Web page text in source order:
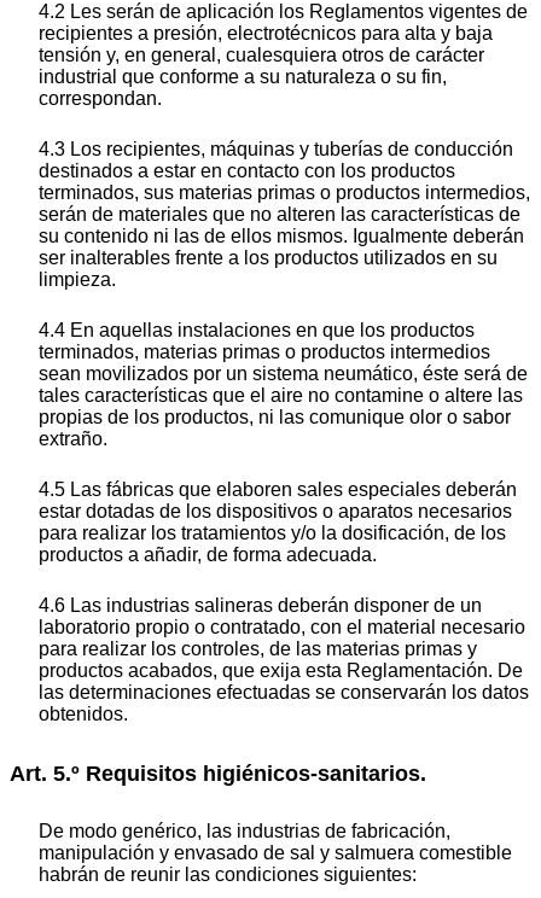
4.2 Les serán de aplicación los Reglamentos vigentes de
recipientes a presión, electrotécnicos para alta y baja
tensión y, en general, cualesquiera otros de carácter
industrial que conforme a su naturaleza o su fin,
correspondan.
4.3 Los recipientes, máquinas y tuberías de conducción
destinados a estar en contacto con los productos
terminados, sus materias primas o productos intermedios,
serán de materiales que no alteren las características de
su contenido ni las de ellos mismos. Igualmente deberán
ser inalterables frente a los productos utilizados en su
limpieza.
4.4 En aquellas instalaciones en que los productos
terminados, materias primas o productos intermedios
sean movilizados por un sistema neumático, éste será de
tales características que el aire no contamine o altere las
propias de los productos, ni las comunique olor o sabor
extraño.
4.5 Las fábricas que elaboren sales especiales deberán
estar dotadas de los dispositivos o aparatos necesarios
para realizar los tratamientos y/o la dosificación, de los
productos a añadir, de forma adecuada.
4.6 Las industrias salineras deberán disponer de un
laboratorio propio o contratado, con el material necesario
para realizar los controles, de las materias primas y
productos acabados, que exija esta Reglamentación. De
las determinaciones efectuadas se conservarán los datos
obtenidos.
Art. 5.º Requisitos higiénicos-sanitarios.
De modo genérico, las industrias de fabricación,
manipulación y envasado de sal y salmuera comestible
habrán de reunir las condiciones siguientes: